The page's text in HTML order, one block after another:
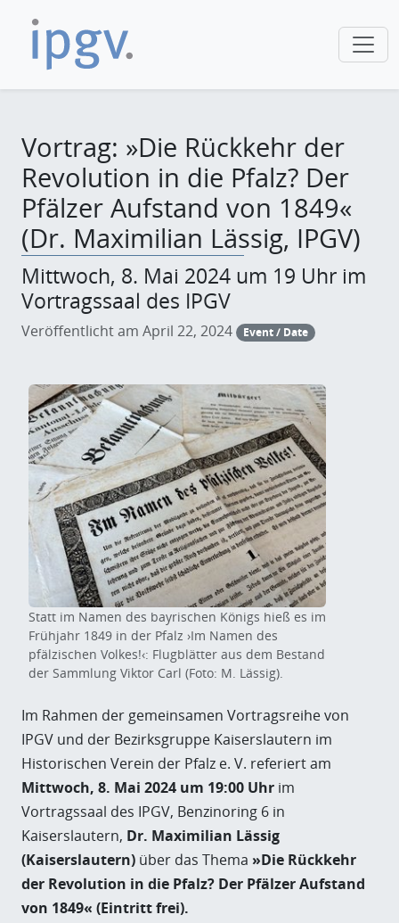
Vortrag: »Die Rückkehr der
Revolution in die Pfalz? Der
Pfälzer Aufstand von 1849«
(Dr. Maximilian Lässig, IPGV)
Mittwoch, 8. Mai 2024 um 19 Uhr im
Vortragssaal des IPGV
Veröffentlicht am April 22, 2024 Event / Date
Statt im Namen des bayrischen Königs hieß es im
Frühjahr 1849 in der Pfalz ›Im Namen des
pfälzischen Volkes!‹: Flugblätter aus dem Bestand
der Sammlung Viktor Carl (Foto: M. Lässig).
Im Rahmen der gemeinsamen Vortragsreihe von
IPGV und der Bezirksgruppe Kaiserslautern im
Historischen Verein der Pfalz e. V. referiert am
Mittwoch, 8. Mai 2024 um 19:00 Uhr im
Vortragssaal des IPGV, Benzinoring 6 in
Kaiserslautern, Dr. Maximilian Lässig
(Kaiserslautern) über das Thema »Die Rückkehr
der Revolution in die Pfalz? Der Pfälzer Aufstand
von 1849« (Eintritt frei).